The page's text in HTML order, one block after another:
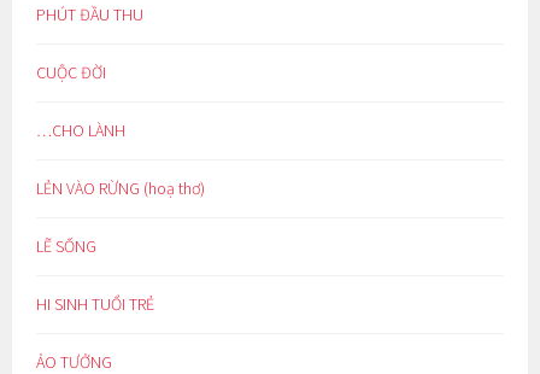
PHÚT ĐẦU THU
CUỘC ĐỜI
…CHO LÀNH
LẺN VÀO RỪNG (hoạ thơ)
LẼ SỐNG
HI SINH TUỔI TRẺ
ẢO TƯỞNG